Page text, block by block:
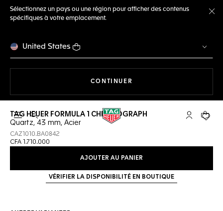
Sélectionnez un pays ou une région pour afficher des contenus
spécifiques à votre emplacement.
United States
CONTINUER
Ouvrir la barre de recherche Compte My
Votre
TAG HEUER FORMULA 1 CHRONOGRAPH
Quartz, 43 mm, Acier
CAZ1010.BA0842
CFA 1.710.000
AJOUTER AU PANIER
VÉRIFIER LA DISPONIBILITÉ EN BOUTIQUE